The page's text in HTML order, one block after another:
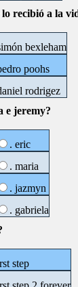
recibió a la
bexleham
poohs
rodrigez
e jeremy?
. eric
. maria
. jazmyn
. gabriela
step